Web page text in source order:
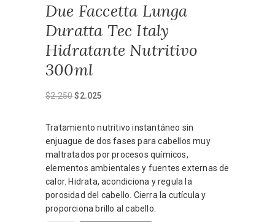
Due Faccetta Lunga
Duratta Tec Italy
Hidratante Nutritivo
300ml
$2.250El
original
era:
$2.250.
$2.025
actual
Tratamiento nutritivo instantáneo sin
enjuague de dos fases para cabellos muy
maltratados por procesos químicos,
elementos ambientales y fuentes externas de
calor. Hidrata, acondiciona y regula la
porosidad del cabello. Cierra la cutícula y
proporciona brillo al cabello.